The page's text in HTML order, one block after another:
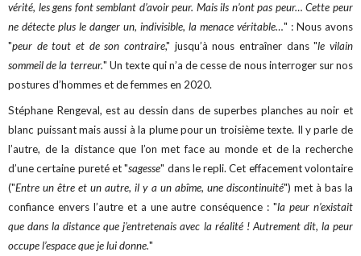
vérité, les gens font semblant d’avoir peur. Mais ils n’ont pas peur… Cette peur
ne détecte plus le danger un, indivisible, la menace véritable…" : Nous avons
"peur de tout et de son contraire," jusqu’à nous entraîner dans "le vilain
sommeil de la terreur." Un texte qui n’a de cesse de nous interroger sur nos
postures d’hommes et de femmes en 2020.
Stéphane Rengeval, est au dessin dans de superbes planches au noir et
blanc puissant mais aussi à la plume pour un troisième texte. Il y parle de
l’autre, de la distance que l’on met face au monde et de la recherche
d’une certaine pureté et "sagesse" dans le repli. Cet effacement volontaire
("Entre un être et un autre, il y a un abîme, une discontinuité") met à bas la
confiance envers l’autre et a une autre conséquence : "la peur n’existait
que dans la distance que j’entretenais avec la réalité ! Autrement dit, la peur
occupe l’espace que je lui donne."